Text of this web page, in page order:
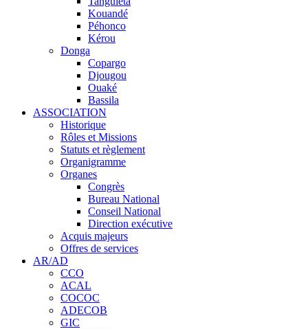
Kouandé
Péhonco
Kérou
Donga
Copargo
Djougou
Ouaké
Bassila
ASSOCIATION
Historique
Rôles et Missions
Statuts et règlement
Organigramme
Organes
Congrès
Bureau National
Conseil National
Direction exécutive
Acquis majeurs
Offres de services
AR/AD
CCO
ACAL
COCOC
ADECOB
GIC